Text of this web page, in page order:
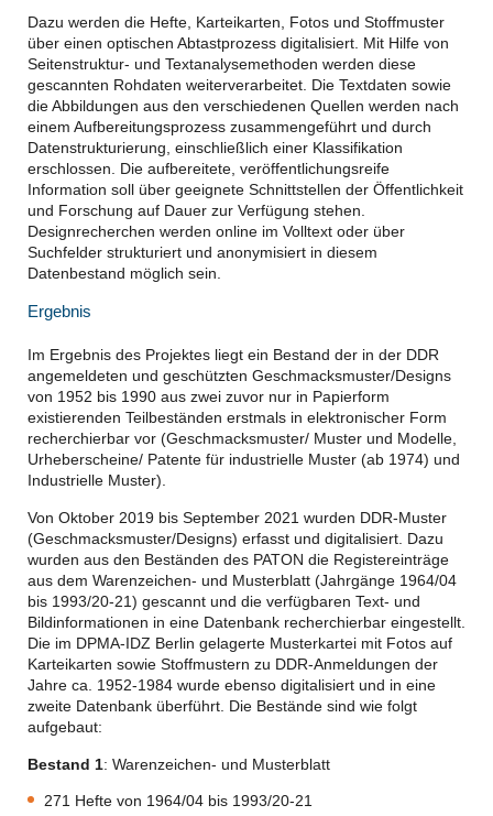
Dazu werden die Hefte, Karteikarten, Fotos und Stoffmuster
über einen optischen Abtastprozess digitalisiert. Mit Hilfe von
Seitenstruktur- und Textanalysemethoden werden diese
gescannten Rohdaten weiterverarbeitet. Die Textdaten sowie
die Abbildungen aus den verschiedenen Quellen werden nach
einem Aufbereitungsprozess zusammengeführt und durch
Datenstrukturierung, einschließlich einer Klassifikation
erschlossen. Die aufbereitete, veröffentlichungsreife
Information soll über geeignete Schnittstellen der Öffentlichkeit
und Forschung auf Dauer zur Verfügung stehen.
Designrecherchen werden online im Volltext oder über
Suchfelder strukturiert und anonymisiert in diesem
Datenbestand möglich sein.
Ergebnis
Im Ergebnis des Projektes liegt ein Bestand der in der DDR
angemeldeten und geschützten Geschmacksmuster/Designs
von 1952 bis 1990 aus zwei zuvor nur in Papierform
existierenden Teilbeständen erstmals in elektronischer Form
recherchierbar vor (Geschmacksmuster/ Muster und Modelle,
Urheberscheine/ Patente für industrielle Muster (ab 1974) und
Industrielle Muster).
Von Oktober 2019 bis September 2021 wurden DDR-Muster
(Geschmacksmuster/Designs) erfasst und digitalisiert. Dazu
wurden aus den Beständen des PATON die Registereinträge
aus dem Warenzeichen- und Musterblatt (Jahrgänge 1964/04
bis 1993/20-21) gescannt und die verfügbaren Text- und
Bildinformationen in eine Datenbank recherchierbar eingestellt.
Die im DPMA-IDZ Berlin gelagerte Musterkartei mit Fotos auf
Karteikarten sowie Stoffmustern zu DDR-Anmeldungen der
Jahre ca. 1952-1984 wurde ebenso digitalisiert und in eine
zweite Datenbank überführt. Die Bestände sind wie folgt
aufgebaut:
Bestand 1: Warenzeichen- und Musterblatt
271 Hefte von 1964/04 bis 1993/20-21